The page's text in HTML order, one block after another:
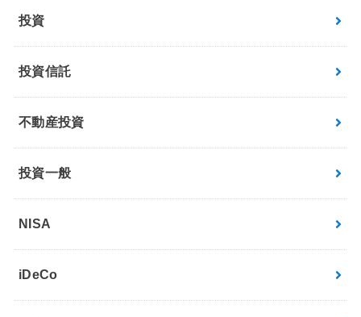
投資
投資信託
不動産投資
投資一般
NISA
iDeCo